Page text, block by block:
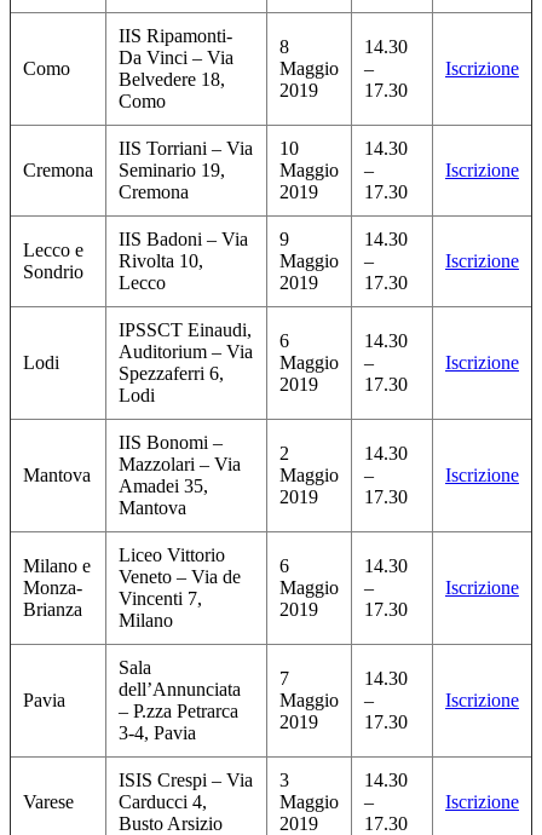
Como
IIS Ripamonti-
Da Vinci – Via
Belvedere 18,
Como
8
Maggio
2019
14.30
–
17.30
Iscrizione
Cremona
IIS Torriani – Via
Seminario 19,
Cremona
10
Maggio
2019
14.30
–
17.30
Iscrizione
Lecco e
Sondrio
IIS Badoni – Via
Rivolta 10,
Lecco
9
Maggio
2019
14.30
–
17.30
Iscrizione
Lodi
IPSSCT Einaudi,
Auditorium – Via
Spezzaferri 6,
Lodi
6
Maggio
2019
14.30
–
17.30
Iscrizione
Mantova
IIS Bonomi –
Mazzolari – Via
Amadei 35,
Mantova
2
Maggio
2019
14.30
–
17.30
Iscrizione
Milano e
Monza-
Brianza
Liceo Vittorio
Veneto – Via de
Vincenti 7,
Milano
6
Maggio
2019
14.30
–
17.30
Iscrizione
Pavia
Sala
dell’Annunciata
– P.zza Petrarca
3-4, Pavia
7
Maggio
2019
14.30
–
17.30
Iscrizione
Varese
ISIS Crespi – Via
Carducci 4,
Busto Arsizio
3
Maggio
2019
14.30
–
17.30
Iscrizione